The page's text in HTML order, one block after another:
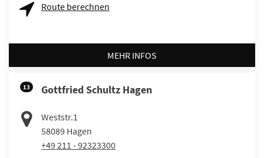
Route berechnen
MEHR INFOS
13 Gottfried Schultz Hagen
Weststr.1
58089 Hagen
+49 211 - 92323300